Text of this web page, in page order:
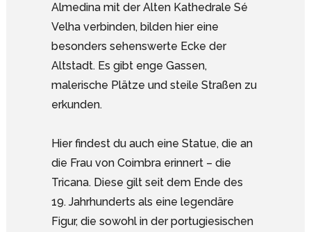
Almedina mit der Alten Kathedrale Sé
Velha verbinden, bilden hier eine
besonders sehenswerte Ecke der
Altstadt. Es gibt enge Gassen,
malerische Plätze und steile Straßen zu
erkunden.
Hier findest du auch eine Statue, die an
die Frau von Coimbra erinnert – die
Tricana. Diese gilt seit dem Ende des
19. Jahrhunderts als eine legendäre
Figur, die sowohl in der portugiesischen